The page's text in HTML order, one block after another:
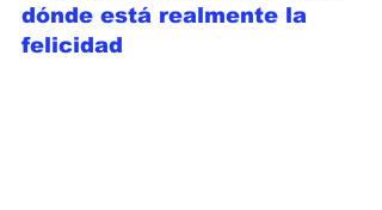
dónde está realmente la
felicidad